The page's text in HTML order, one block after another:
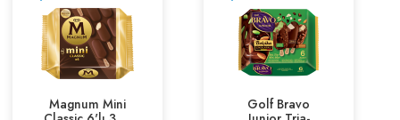
Magnum Mini
Golf Bravo